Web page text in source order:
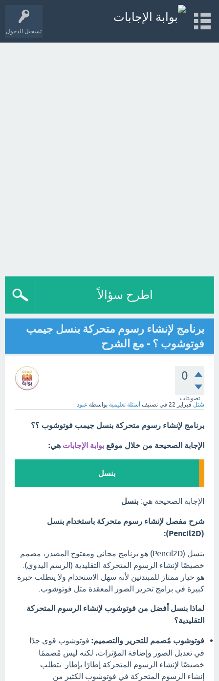
تسجيل الدخول
اطرح سؤالاً
برنامج لإنشاء رسوم متحركة بنسل جيمب
فوتوشوب ؟ - مع الشرح
0
تصويتات
سُئل فبراير 22 في تصنيف أسئلة تعليمية بواسطة عبود
برنامج لإنشاء رسوم متحركة بنسل جيمب فوتوشوب ؟؟
الإجابة الصحيحة من خلال موقع بوابة الإجابات هي:
بنسل
الإجابة الصحيحة هي: بنسل
شرح مفصل لإنشاء رسوم متحركة باستخدام بنسل
(Pencil2D):
بنسل (Pencil2D) هو برنامج مجاني ومفتوح المصدر، مصمم
خصيصًا لإنشاء الرسوم المتحركة التقليدية (الرسم اليدوي).
هو خيار ممتاز للمبتدئين لأنه سهل الاستخدام ولا يتطلب خبرة
كبيرة في برامج تحرير الصور المعقدة مثل فوتوشوب.
لماذا بنسل أفضل من فوتوشوب لإنشاء الرسوم المتحركة
التقليدية؟
فوتوشوب مُصمم للتحرير والتصميم: فوتوشوب قوي جدًا
في تعديل الصور وإضافة المؤثرات، لكنه ليس مُصممًا
خصيصًا لإنشاء الرسوم المتحركة إطارًا بإطار. يتطلب
إنشاء الرسوم المتحركة في فوتوشوب الكثير من